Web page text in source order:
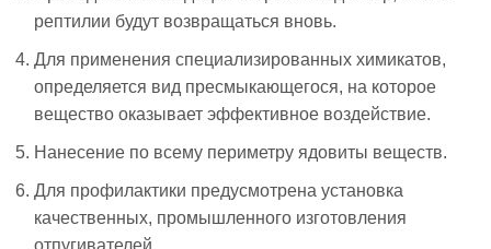
рептилии будут возвращаться вновь.
Для применения специализированных химикатов,
определяется вид пресмыкающегося, на которое
вещество оказывает эффективное воздействие.
Нанесение по всему периметру ядовиты веществ.
Для профилактики предусмотрена установка
качественных, промышленного изготовления